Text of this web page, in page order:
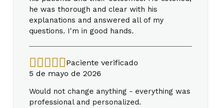
he was thorough and clear with his
explanations and answered all of my
questions. I'm in good hands.
Paciente verificado
5 de mayo de 2026
Would not change anything - everything was
professional and personalized.